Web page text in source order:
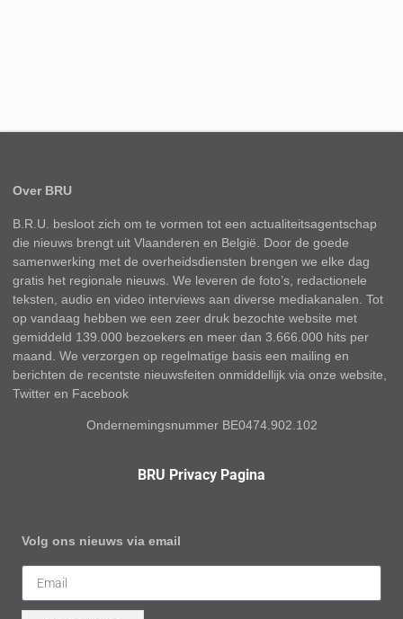
Over BRU
B.R.U. besloot zich om te vormen tot een actualiteitsagentschap
die nieuws brengt uit Vlaanderen en België. Door de goede
samenwerking met de overheidsdiensten brengen we elke dag
gratis het regionale nieuws. We leveren de foto’s, redactionele
teksten, audio en video interviews aan diverse mediakanalen. Tot
op vandaag hebben we een zeer druk bezochte website met
gemiddeld 139.000 bezoekers en meer dan 3.666.000 hits per
maand. We verzorgen op regelmatige basis een mailing en
berichten de recentste nieuwsfeiten onmiddellijk via onze website,
Twitter en Facebook
Ondernemingsnummer BE0474.902.102
BRU Privacy Pagina
Volg ons nieuws via email